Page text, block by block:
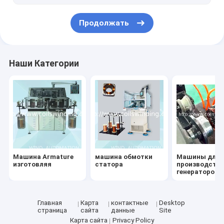
Продолжать
Наши Категории
Машина Armature
изготовляя
машина обмотки
статора
Машины для
генераторов
Главная
страница
Карта
сайта
контактные
данные
Desktop
Site
Карта сайта
Privacy Policy